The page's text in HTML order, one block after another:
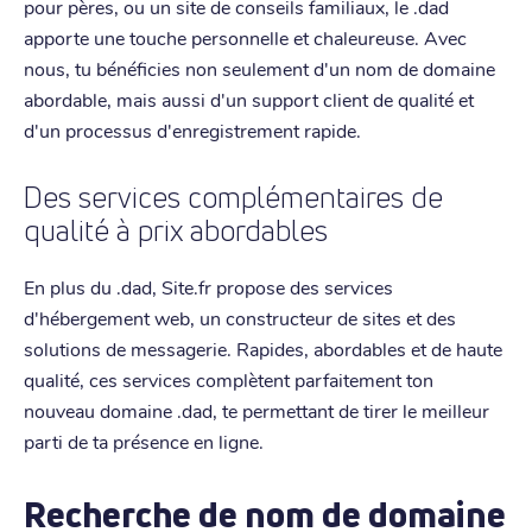
pour pères, ou un site de conseils familiaux, le .dad
apporte une touche personnelle et chaleureuse. Avec
nous, tu bénéficies non seulement d'un nom de domaine
abordable, mais aussi d'un support client de qualité et
d'un processus d'enregistrement rapide.
Des services complémentaires de
qualité à prix abordables
En plus du .dad, Site.fr propose des services
d'hébergement web, un constructeur de sites et des
solutions de messagerie. Rapides, abordables et de haute
qualité, ces services complètent parfaitement ton
nouveau domaine .dad, te permettant de tirer le meilleur
parti de ta présence en ligne.
Recherche de nom de domaine